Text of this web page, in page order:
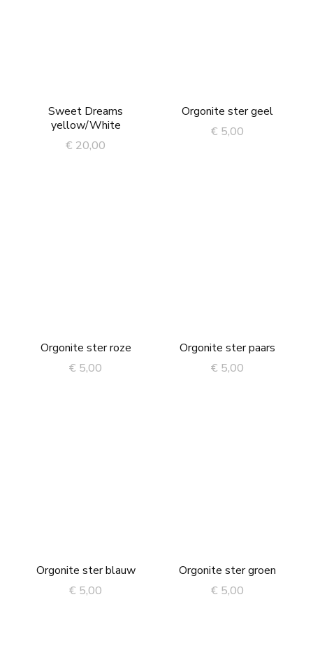
Sweet Dreams
yellow/White
€ 20,00
Orgonite ster geel
€ 5,00
Orgonite ster roze
€ 5,00
Orgonite ster paars
€ 5,00
Orgonite ster blauw
€ 5,00
Orgonite ster groen
€ 5,00